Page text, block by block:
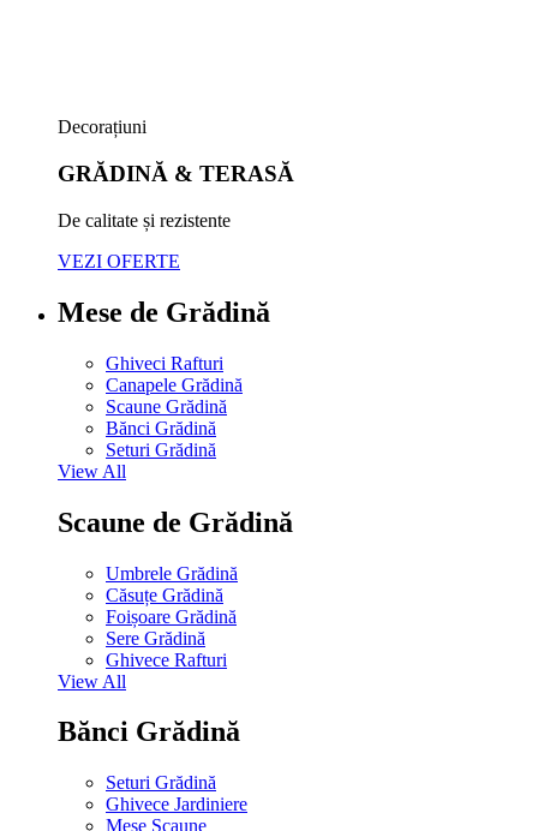
Decorațiuni
GRĂDINĂ & TERASĂ
De calitate și rezistente
VEZI OFERTE
Mese de Grădină
Ghiveci Rafturi
Canapele Grădină
Scaune Grădină
Bănci Grădină
Seturi Grădină
View All
Scaune de Grădină
Umbrele Grădină
Căsuțe Grădină
Foișoare Grădină
Sere Grădină
Ghivece Rafturi
View All
Bănci Grădină
Seturi Grădină
Ghivece Jardiniere
Mese Scaune